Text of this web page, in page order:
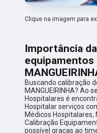
Clique na imagem para
Importância
Buscando calibração
MANGUEIRINHA? Ao
Hospitalares é
Hospitalar serviços
Médicos
Calibração
possível graças ao